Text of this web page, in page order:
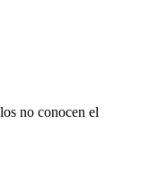
no conocen el